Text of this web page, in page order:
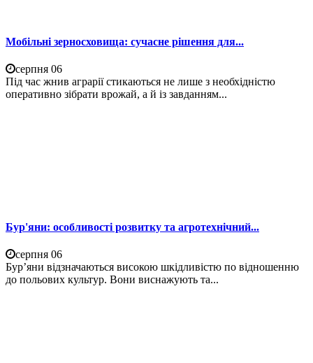
Мобільні зерносховища: сучасне рішення для...
серпня 06
Під час жнив аграрії стикаються не лише з необхідністю
оперативно зібрати врожай, а й із завданням...
Бур'яни: особливості розвитку та агротехнічний...
серпня 06
Бур’яни відзначаються високою шкідливістю по відношенню
до польових культур. Вони виснажують та...